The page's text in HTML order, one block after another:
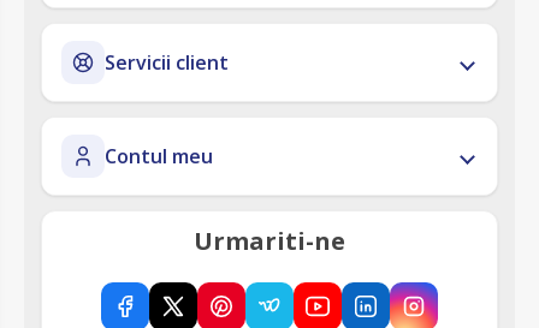
Servicii client
Contul meu
Urmariti-ne